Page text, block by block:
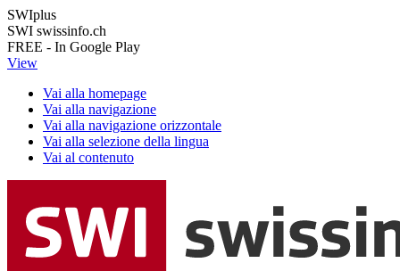
SWIplus
SWI swissinfo.ch
FREE - In Google Play
View
Vai alla homepage
Vai alla navigazione
Vai alla navigazione orizzontale
Vai alla selezione della lingua
Vai al contenuto